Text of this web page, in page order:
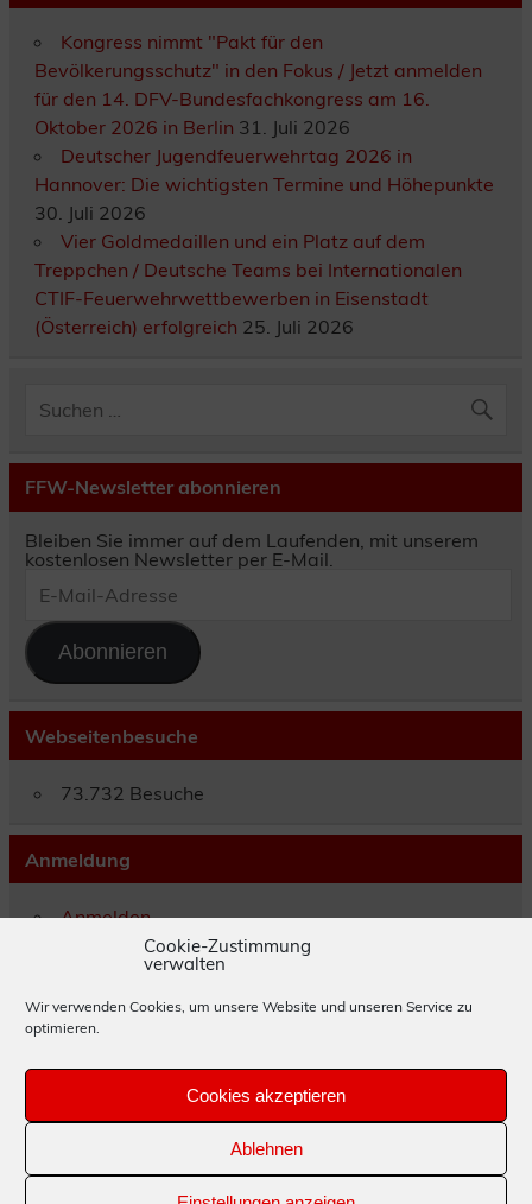
Cookie-Zustimmung
verwalten
Wir verwenden Cookies, um unsere Website und unseren Service zu
optimieren.
Cookies akzeptieren
Ablehnen
Kongress nimmt "Pakt für den
Bevölkerungsschutz" in den Fokus / Jetzt anmelden
für den 14. DFV-Bundesfachkongress am 16.
Oktober 2026 in Berlin 31. Juli 2026
Deutscher Jugendfeuerwehrtag 2026 in
Hannover: Die wichtigsten Termine und Höhepunkte
30. Juli 2026
Vier Goldmedaillen und ein Platz auf dem
Treppchen / Deutsche Teams bei Internationalen
CTIF-Feuerwehrwettbewerben in Eisenstadt
(Österreich) erfolgreich 25. Juli 2026
FFW-Newsletter abonnieren
Bleiben Sie immer auf dem Laufenden, mit unserem
kostenlosen Newsletter per E-Mail.
Mail-
Abonnieren
Webseitenbesuche
73.732 Besuche
Anmeldung
Anmelden
Eintrags-Feed
Kommentar-Feed
WordPress.org
Impressum
Datenschutzerklärung